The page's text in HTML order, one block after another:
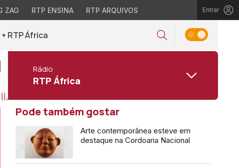
ZAG RTP ENSINA RTP ARQUIVOS Entrar
+ RTP África
Rádio
RTP África
Pode também gostar
Arte contemporânea esteve em
destaque na Cordoaria Nacional